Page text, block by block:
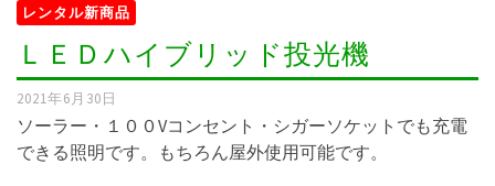
レンタル新商品
ＬＥＤハイブリッド投光機
2021年6月30日
ソーラー・１００Vコンセント・シガーソケットでも充電
できる照明です。もちろん屋外使用可能です。